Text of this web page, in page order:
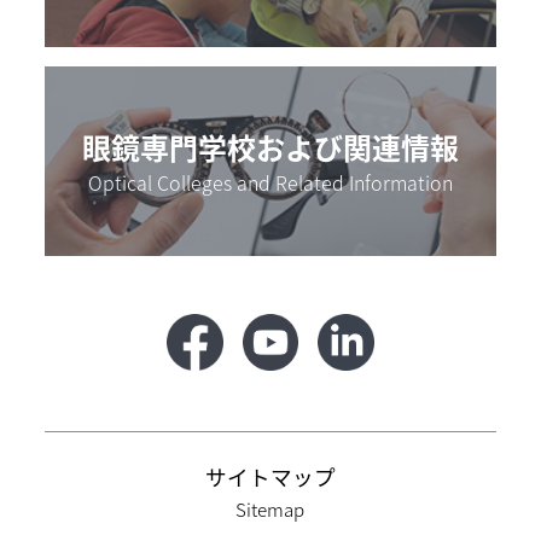
眼鏡専門学校および関連情報
Optical Colleges and Related Information
サイトマップ
Sitemap